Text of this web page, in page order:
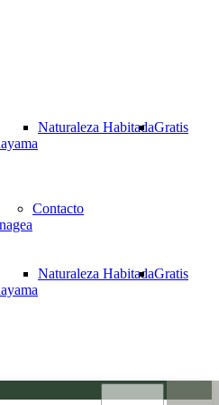
Naturaleza HabitadaGratis
Contacto
Naturaleza HabitadaGratis